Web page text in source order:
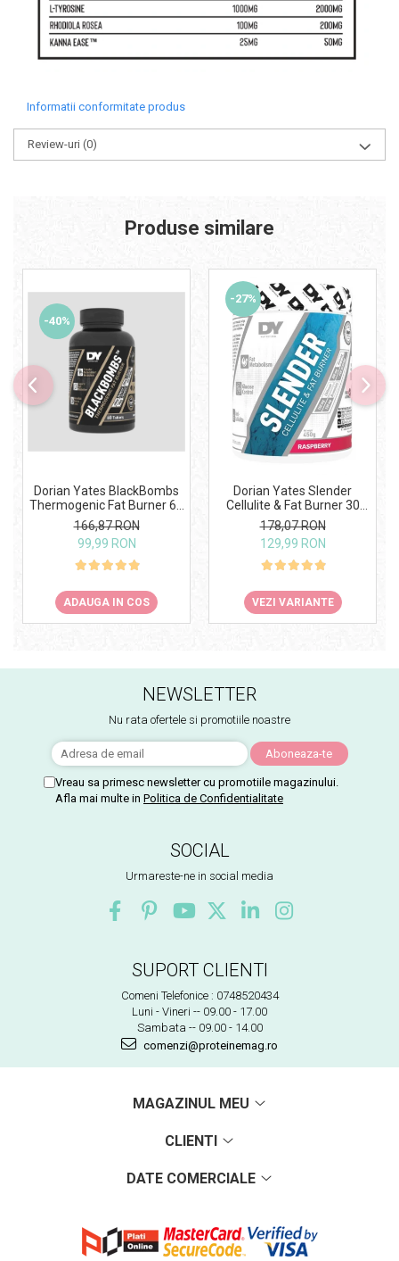
Informatii conformitate produs
Review-uri (0)
Produse similare
-40%
Dorian Yates BlackBombs
Thermogenic Fat Burner 60
tabs
166,87 RON
99,99 RON
ADAUGA IN COS
-27%
Dorian Yates Slender
Cellulite & Fat Burner 30
serv
178,07 RON
129,99 RON
VEZI VARIANTE
NEWSLETTER
Nu rata ofertele si promotiile noastre
Vreau sa primesc newsletter cu promotiile magazinului.
Afla mai multe in Politica de Confidentialitate
SOCIAL
Urmareste-ne in social media
SUPORT CLIENTI
Comeni Telefonice : 0748520434
Luni - Vineri -- 09.00 - 17.00
Sambata -- 09.00 - 14.00
comenzi@proteinemag.ro
MAGAZINUL MEU
CLIENTI
DATE COMERCIALE